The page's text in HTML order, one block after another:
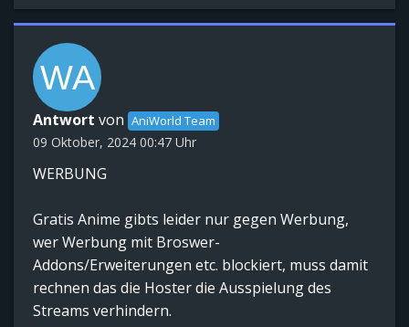
Antwort von AniWorld Team
09 Oktober, 2024 00:47 Uhr
WERBUNG
Gratis Anime gibts leider nur gegen Werbung,
wer Werbung mit Broswer-
Addons/Erweiterungen etc. blockiert, muss damit
rechnen das die Hoster die Ausspielung des
Streams verhindern.